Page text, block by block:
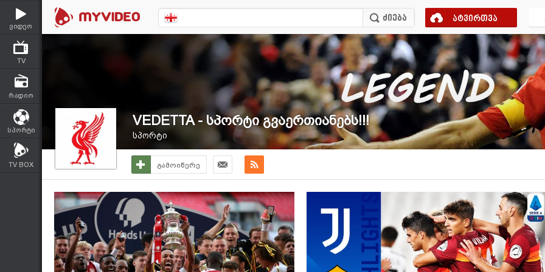
ვიდეო
TV
რადიო
სპორტი
TV BOX
ატვირთვა
VEDETTA - სპორტი გვაერთიანებს!!!
სპორტი
გამოიწერე